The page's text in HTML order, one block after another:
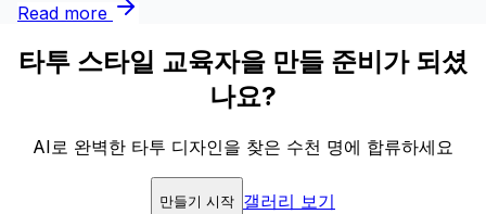
Read more
타투 스타일 교육자을 만들 준비가 되셨
나요?
AI로 완벽한 타투 디자인을 찾은 수천 명에 합류하세요
만들기 시작 갤러리 보기